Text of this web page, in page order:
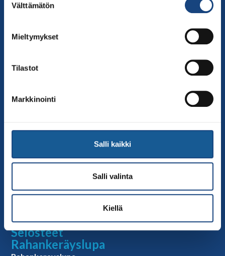
valinta
Välttämätön
Mieltymykset
Tilastot
Markkinointi
Salli kaikki
Salli valinta
Kiellä
Kumppanit
Tapahtumakalenteri
Linkkejä
Judoliiton uutiset
Materiaalit
Judoliiton vanhat sivut
Selosteet
Rahankeräyslupa